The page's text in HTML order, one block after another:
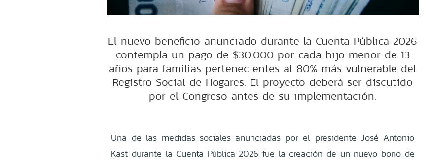
El nuevo beneficio anunciado durante la Cuenta Pública 2026
contempla un pago de $30.000 por cada hijo menor de 13
años para familias pertenecientes al 80% más vulnerable del
Registro Social de Hogares. El proyecto deberá ser discutido
por el Congreso antes de su implementación.
Una de las medidas sociales anunciadas por el presidente José Antonio
Kast durante la Cuenta Pública 2026 fue la creación de un nuevo bono de